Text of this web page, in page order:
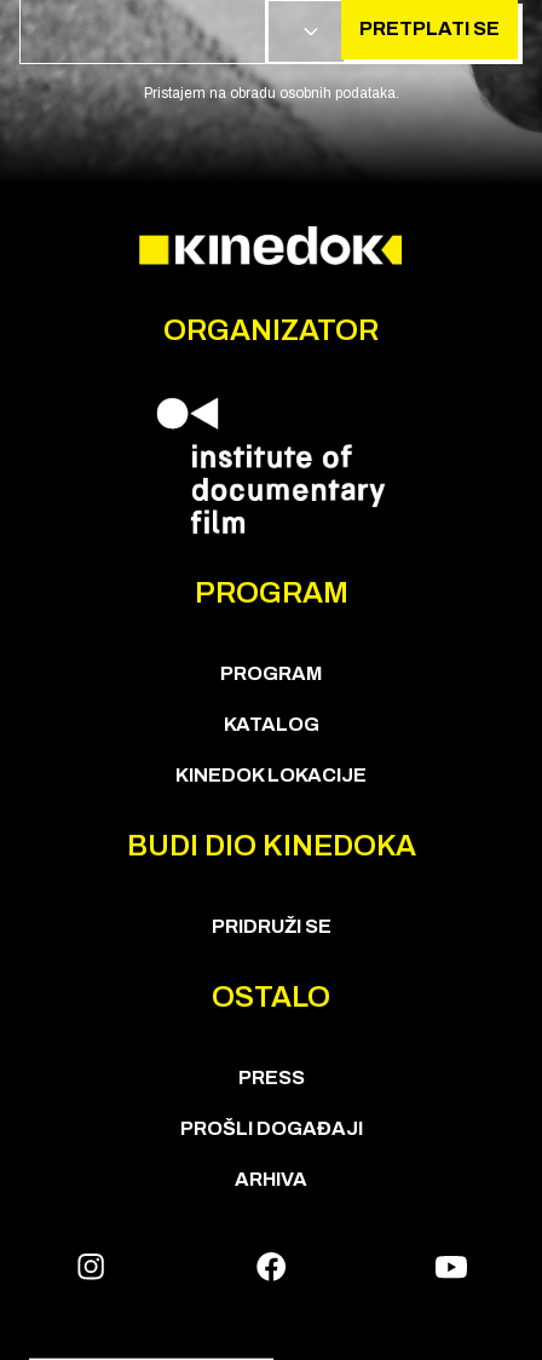
HR PRETPLATI SE
Pristajem na obradu osobnih podataka.
ORGANIZATOR
PROGRAM
PROGRAM
KATALOG
KINEDOK LOKACIJE
BUDI DIO KINEDOKA
PRIDRUŽI SE
OSTALO
PRESS
PROŠLI DOGAĐAJI
ARHIVA